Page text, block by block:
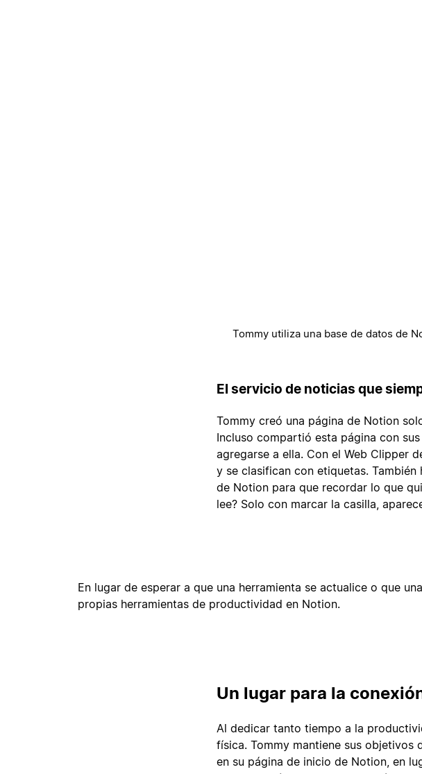
Tommy utiliza una base de datos de
El servicio de noticias que
Tommy creó una página de Notion
Incluso compartió esta página con
agregarse a ella. Con el Web Clipper
y se clasifican con etiquetas.
de Notion para que recordar lo que
lee? Solo con marcar la casilla,
En lugar de esperar a que una herramienta se actualice o que
propias herramientas de productividad en Notion.
Un lugar para la
Al dedicar tanto tiempo a la
física. Tommy mantiene sus objetivos
en su página de inicio de Notion, en